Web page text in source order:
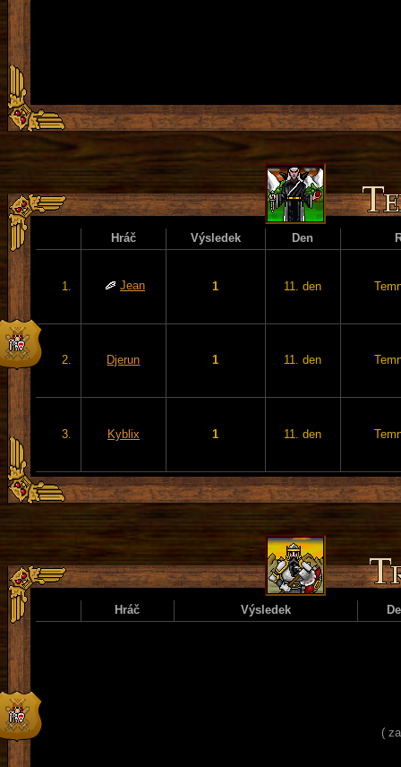
Hráč Výsledek Den
1. Jean 1 11. den
2. Djerun 1 11. den
3. Kyblix 1 11. den
Hráč Výsledek
(